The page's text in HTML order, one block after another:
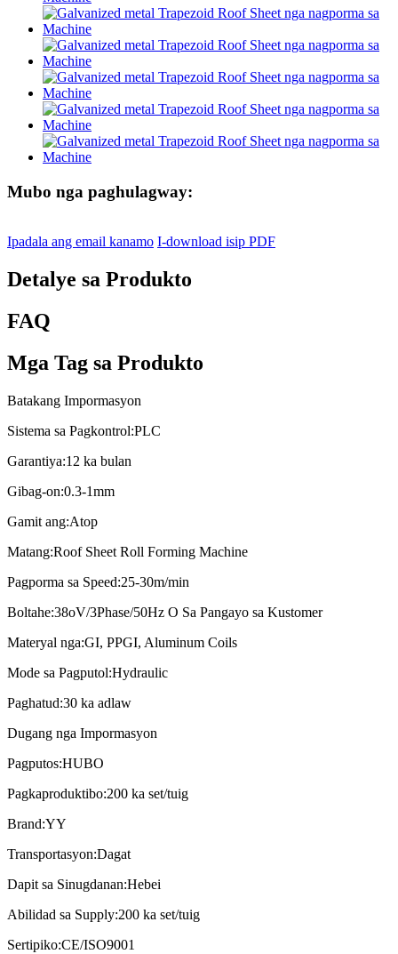
Mubo nga paghulagway:
Ipadala ang email kanamo I-download isip PDF
Detalye sa Produkto
FAQ
Mga Tag sa Produkto
Batakang Impormasyon
Sistema sa Pagkontrol:PLC
Garantiya:12 ka bulan
Gibag-on:0.3-1mm
Gamit ang:Atop
Matang:Roof Sheet Roll Forming Machine
Pagporma sa Speed:25-30m/min
Boltahe:38oV/3Phase/50Hz O Sa Pangayo sa Kustomer
Materyal nga:GI, PPGI, Aluminum Coils
Mode sa Pagputol:Hydraulic
Paghatud:30 ka adlaw
Dugang nga Impormasyon
Pagputos:HUBO
Pagkaproduktibo:200 ka set/tuig
Brand:YY
Transportasyon:Dagat
Dapit sa Sinugdanan:Hebei
Abilidad sa Supply:200 ka set/tuig
Sertipiko:CE/ISO9001